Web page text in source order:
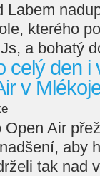
Labem
kterého
a bohatý
celý den i
v
Open Air
aby
tak nad